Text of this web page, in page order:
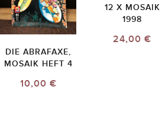
DIE ABRAFAXE,
MOSAIK HEFT 4
10,00 €
12 X MOSAIK
1998
24,00 €